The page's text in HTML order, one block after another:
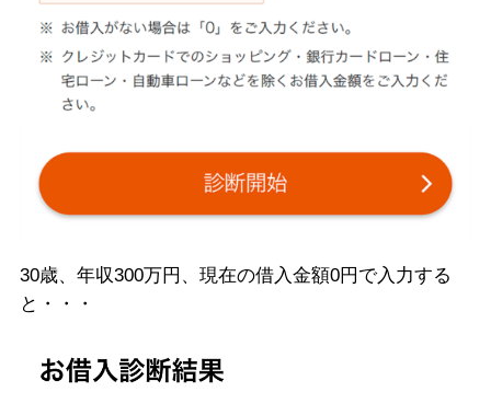
30歳、年収300万円、現在の借入金額0円で入力する
と・・・